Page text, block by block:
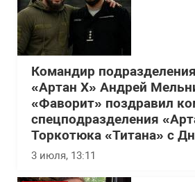
Командир
«Артан Х» Андрей
«Фаворит» поздравил
спецподразделения
Торкотюка «Титана» с
3 июля, 13:11